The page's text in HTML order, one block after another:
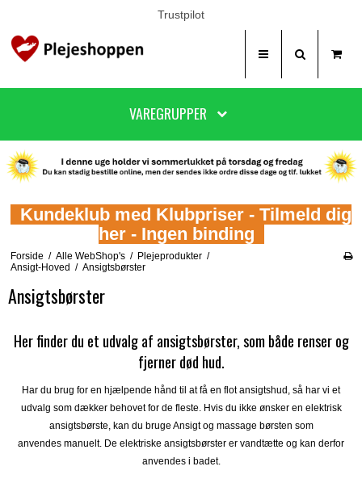
Trustpilot
VAREGRUPPER
Kundeklub med Klubpriser - Tilmeld dig
her - Ingen binding
Forside / Alle WebShop's / Plejeprodukter /
Ansigt-Hoved / Ansigtsbørster
Ansigtsbørster
Her finder du et udvalg af ansigtsbørster, som både renser og
fjerner død hud.
Har du brug for en hjælpende hånd til at få en flot ansigtshud, så har vi et
udvalg som dækker behovet for de fleste. Hvis du ikke ønsker en elektrisk
ansigtsbørste, kan du bruge Ansigt og massage børsten som
anvendes manuelt. De elektriske ansigtsbørster er vandtætte og kan derfor
anvendes i badet.